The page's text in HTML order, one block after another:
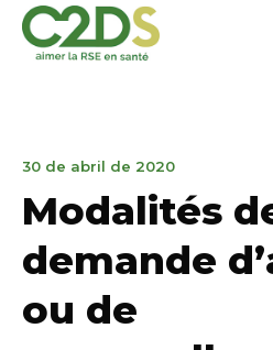
contenido
30 de abril de 202024
marzo
2023
Modalités
demande
ou de